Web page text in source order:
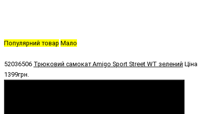
Популярний товар Мало
52036506 Трюковий самокат Amigo Sport Street WT зелений Ціна
1399грн.